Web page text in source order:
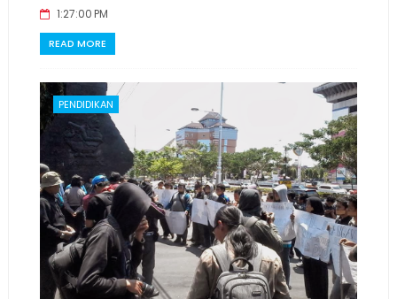
1:27:00 PM
READ MORE
PENDIDIKAN